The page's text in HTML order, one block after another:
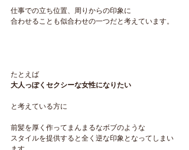
仕事での立ち位置、周りからの印象に
合わせることも似合わせの一つだと考えています。
たとえば
大人っぽくセクシーな女性になりたい
と考えている方に
前髪を厚く作ってまんまるなボブのような
スタイルを提供すると全く逆な印象となってしまい